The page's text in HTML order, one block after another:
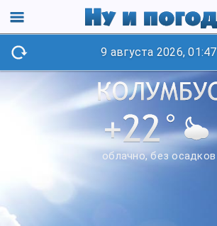
9 августа 2026, 01:47
облачно, без осадков